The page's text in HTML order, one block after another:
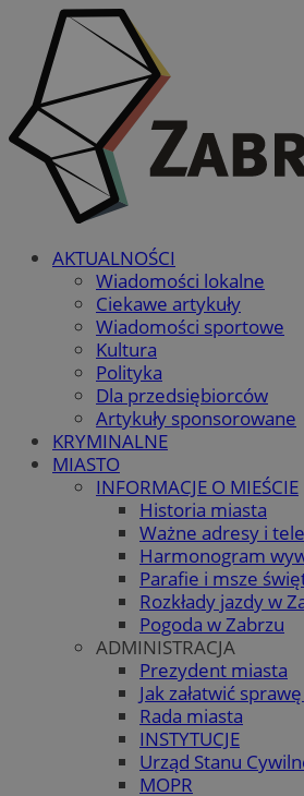
AKTUALNOŚCI
Wiadomości lokalne
Ciekawe artykuły
Wiadomości sportowe
Kultura
Polityka
Dla przedsiębiorców
Artykuły sponsorowane
KRYMINALNE
MIASTO
INFORMACJE O MIEŚCIE
Historia miasta
Ważne adresy i
Harmonogram
Parafie i msze
Rozkłady jazdy w
Pogoda w Zabrzu
ADMINISTRACJA
Prezydent miasta
Jak załatwić
Rada miasta
INSTYTUCJE
Urząd Stanu
MOPR